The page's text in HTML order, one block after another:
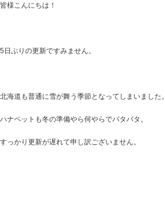
皆様こんにちは！
5日ぶりの更新ですみません。
北海道も普通に雪が舞う季節となってしまいました。
ハナペットも冬の準備やら何やらでバタバタ。
すっかり更新が遅れて申し訳ございません。